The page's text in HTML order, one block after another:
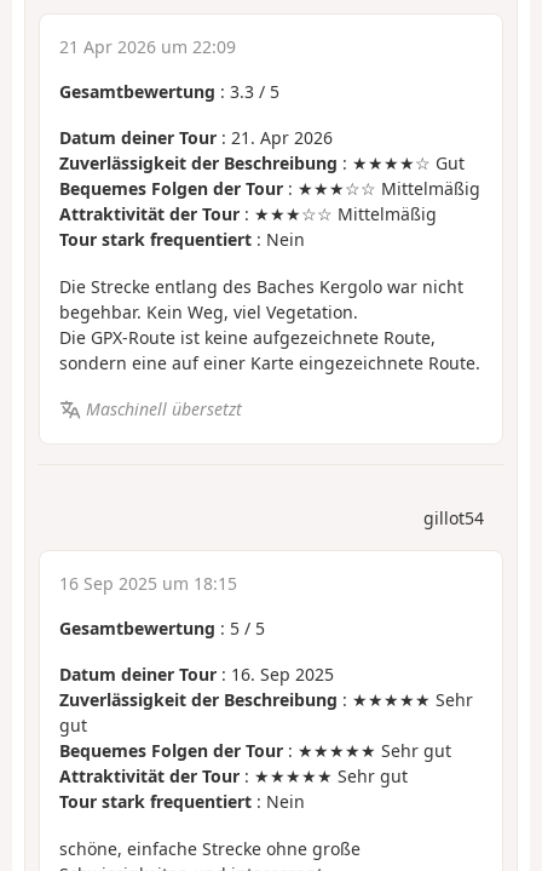
21 Apr 2026 um 22:09
Gesamtbewertung : 3.3 / 5
Datum deiner Tour : 21. Apr 2026
Zuverlässigkeit der Beschreibung : ★★★★☆ Gut
Bequemes Folgen der Tour : ★★★☆☆ Mittelmäßig
Attraktivität der Tour : ★★★☆☆ Mittelmäßig
Tour stark frequentiert : Nein
Die Strecke entlang des Baches Kergolo war nicht
begehbar. Kein Weg, viel Vegetation.
Die GPX-Route ist keine aufgezeichnete Route,
sondern eine auf einer Karte eingezeichnete Route.
Maschinell übersetzt
gillot54
16 Sep 2025 um 18:15
Gesamtbewertung : 5 / 5
Datum deiner Tour : 16. Sep 2025
Zuverlässigkeit der Beschreibung : ★★★★★ Sehr
gut
Bequemes Folgen der Tour : ★★★★★ Sehr gut
Attraktivität der Tour : ★★★★★ Sehr gut
Tour stark frequentiert : Nein
schöne, einfache Strecke ohne große